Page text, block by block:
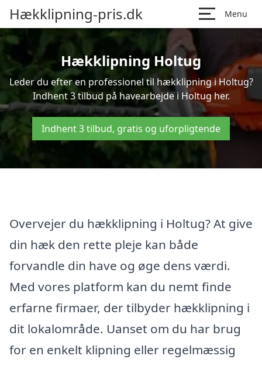
Hækklipning-pris.dk Menu
Hækklipning Holtug
Leder du efter en professionel til hækklipning i Holtug?
Indhent 3 tilbud på havearbejde i Holtug her.
Indhent 3 tilbud, gratis og uforpligtende
Overvejer du hækklipning i Holtug? At give
din hæk den rette pleje kan både
forvandle din have og øge dens værdi.
Med vores platform kan du nemt finde
erfarne firmaer, der tilbyder hækklipning i
dit lokalområde. Uanset om du har brug
for en enkelt klipning eller regelmæssig